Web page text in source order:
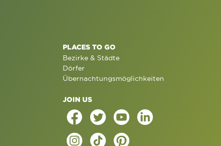
PLACES TO GO
Bezirke & Städte
Dörfer
Übernachtungsmöglichkeiten
JOIN US